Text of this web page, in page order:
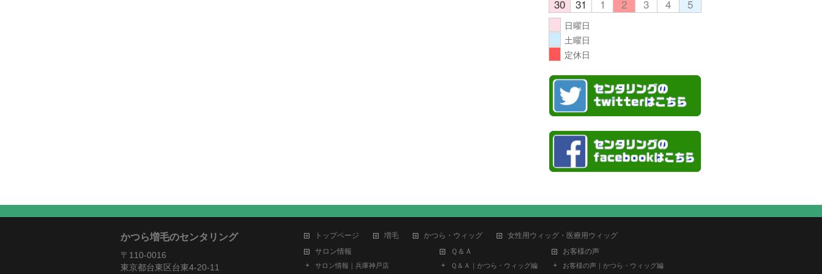
30
31 1 2 3 4 5
日曜日
土曜日
定休日
かつら増毛のセンタリング
〒110-0016
東京都台東区台東4-20-11
トップページ 増毛 かつら・ウィッグ
女性用ウィッグ・医療用ウィッグ
サロン情報
サロン情報｜兵庫神戸店
Ｑ＆Ａ
Ｑ＆Ａ｜かつら・ウィッグ編
お客様の声
お客様の声｜かつら・ウィッグ編